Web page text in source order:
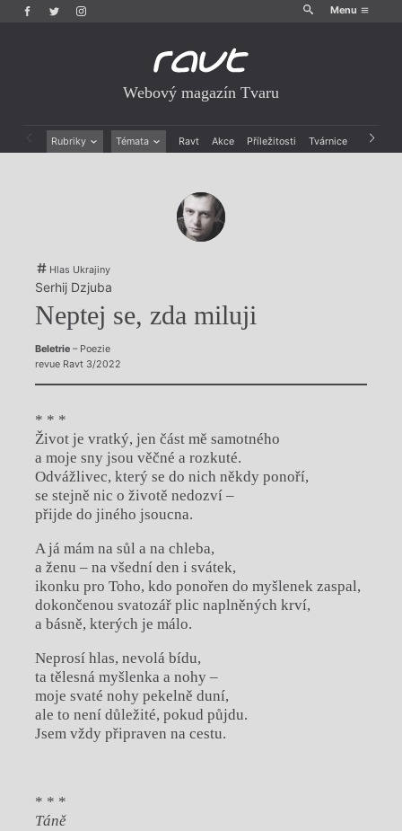
Menu
Webový magazín Tvaru
Rubriky Témata Ravt Akce Příležitosti Tvárnice Archiv
Výroční ceny
Hlas Ukrajiny
Serhij Dzjuba
Neptej se, zda miluji
Beletrie– Poezie
revue Ravt 3/2022
* * *
Život je vratký, jen část mě samotného
a moje sny jsou věčné a rozkuté.
Odvážlivec, který se do nich někdy ponoří,
se stejně nic o životě nedozví –
přijde do jiného jsoucna.
A já mám na sůl a na chleba,
a ženu – na všední den i svátek,
ikonku pro Toho, kdo ponořen do myšlenek zaspal,
dokončenou svatozář plic naplněných krví,
a básně, kterých je málo.
Neprosí hlas, nevolá bídu,
ta tělesná myšlenka a nohy –
moje svaté nohy pekelně duní,
ale to není důležité, pokud půjdu.
Jsem vždy připraven na cestu.
* * *
Táně